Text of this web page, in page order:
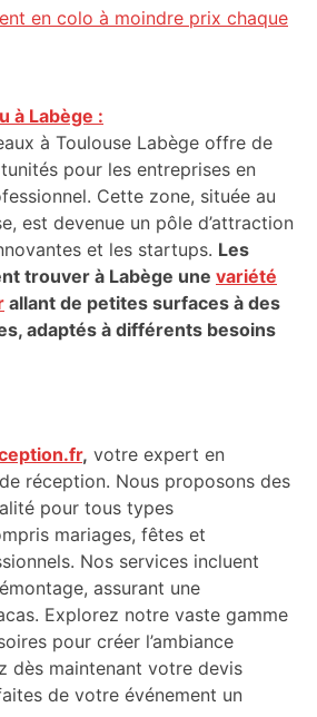
en colo à moindre prix chaque
à Labège :
à Toulouse Labège offre de
pour les entreprises en
Cette zone, située au
est devenue un pôle d’attraction
et les startups. Les
trouver à Labège une variété
allant de petites surfaces à des
adaptés à différents besoins
, votre expert en
réception. Nous proposons des
pour tous types
mariages, fêtes et
Nos services incluent
assurant une
Explorez notre vaste gamme
pour créer l’ambiance
dès maintenant votre devis
de votre événement un